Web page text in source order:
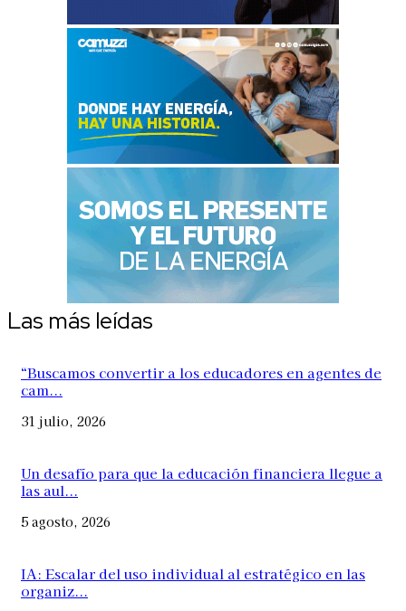
Las más leídas
“Buscamos convertir a los educadores en agentes de
cam...
31 julio, 2026
Un desafío para que la educación financiera llegue a
las aul...
5 agosto, 2026
IA: Escalar del uso individual al estratégico en las
organiz...